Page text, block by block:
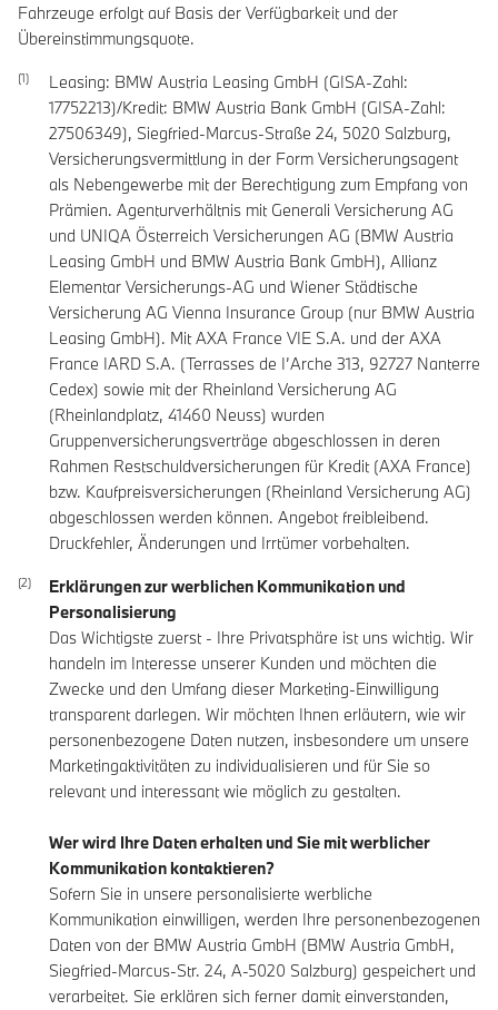
Fahrzeuge erfolgt auf Basis der Verfügbarkeit und der
Übereinstimmungsquote.
Leasing: BMW Austria Leasing GmbH (GISA-Zahl:
17752213)/Kredit: BMW Austria Bank GmbH (GISA-Zahl:
27506349), Siegfried-Marcus-Straße 24, 5020 Salzburg,
Versicherungsvermittlung in der Form Versicherungsagent
als Nebengewerbe mit der Berechtigung zum Empfang von
Prämien. Agenturverhältnis mit Generali Versicherung AG
und UNIQA Österreich Versicherungen AG (BMW Austria
Leasing GmbH und BMW Austria Bank GmbH), Allianz
Elementar Versicherungs-AG und Wiener Städtische
Versicherung AG Vienna Insurance Group (nur BMW Austria
Leasing GmbH). Mit AXA France VIE S.A. und der AXA
France IARD S.A. (Terrasses de I’Arche 313, 92727 Nanterre
Cedex) sowie mit der Rheinland Versicherung AG
(Rheinlandplatz, 41460 Neuss) wurden
Gruppenversicherungsverträge abgeschlossen in deren
Rahmen Restschuldversicherungen für Kredit (AXA France)
bzw. Kaufpreisversicherungen (Rheinland Versicherung AG)
abgeschlossen werden können. Angebot freibleibend.
Druckfehler, Änderungen und Irrtümer vorbehalten.
Erklärungen zur werblichen Kommunikation und
Personalisierung
Das Wichtigste zuerst - Ihre Privatsphäre ist uns wichtig. Wir
handeln im Interesse unserer Kunden und möchten die
Zwecke und den Umfang dieser Marketing-Einwilligung
transparent darlegen. Wir möchten Ihnen erläutern, wie wir
personenbezogene Daten nutzen, insbesondere um unsere
Marketingaktivitäten zu individualisieren und für Sie so
relevant und interessant wie möglich zu gestalten.
Wer wird Ihre Daten erhalten und Sie mit werblicher
Kommunikation kontaktieren?
Sofern Sie in unsere personalisierte werbliche
Kommunikation einwilligen, werden Ihre personenbezogenen
Daten von der BMW Austria GmbH (BMW Austria GmbH,
Siegfried-Marcus-Str. 24, A-5020 Salzburg) gespeichert und
verarbeitet. Sie erklären sich ferner damit einverstanden,